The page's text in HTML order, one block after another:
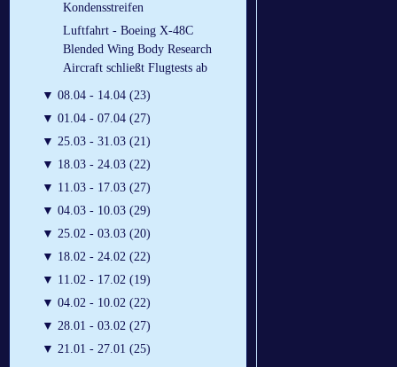
Kondensstreifen
Luftfahrt - Boeing X-48C
Blended Wing Body Research
Aircraft schließt Flugtests ab
▼ 08.04 - 14.04 (23)
▼ 01.04 - 07.04 (27)
▼ 25.03 - 31.03 (21)
▼ 18.03 - 24.03 (22)
▼ 11.03 - 17.03 (27)
▼ 04.03 - 10.03 (29)
▼ 25.02 - 03.03 (20)
▼ 18.02 - 24.02 (22)
▼ 11.02 - 17.02 (19)
▼ 04.02 - 10.02 (22)
▼ 28.01 - 03.02 (27)
▼ 21.01 - 27.01 (25)